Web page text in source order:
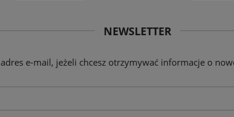
NEWSLETTER
e-mail, jeżeli chcesz otrzymywać informacje o